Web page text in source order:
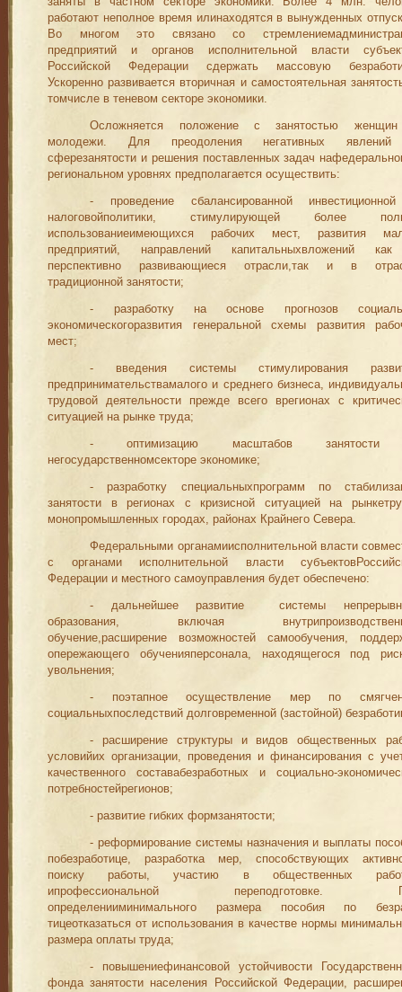
работают неполное время илинаходятся в вынужденных
Во многом это связано со
предприятий и органов исполнительной власти
Российской Федерации сдержать массовую
Ускоренно развивается вторичная и самостоятельная
томчисле в теневом секторе экономики.
Осложняется положение с занятостью
молодежи. Для преодоления негативных
сферезанятости и реше­ния поставленныхзадач
региональном уровнях предполагается осуществить:
- проведение сбалансированной
налоговойпо­литики, стимулирующей более
использованиеимеющихся рабо­чих мест, развития
предприятий, направлений капитальныхвложений
перспективно развивающиеся отрасли,так и в
традиционной занятости;
- разработку на основе прогнозов
экономическогоразвития генеральной схемы развития
мест;
- введениясистемы стимулирования
предпринимательствамалого и среднего бизнеса,
трудовой деятельности прежде всего врегионах с
ситуацией на рынке труда;
- оптимизацию масштабов
негосударственномсекторе экономике;
- разработку специальныхпрограмм по
занятости в регионах с кризисной ситуацией на
монопромышленных городах, районах Крайнего Севера.
Федеральными органамиисполнительной власти
с орга­нами исполнительной власти
Федерации и мест­ного самоуправления будет обеспечено:
- дальнейшее развитие системы
образования, включая
обучение,расширение возможностей самообучения,
опережающего обученияперсонала, находящегося под
увольнения;
- поэтапное осуществление мер по
социальныхпоследствий долговременной (застойной)
- расширение структуры и видов общественных
условийих организации, проведения и финансирования с
качественного составабезработных и социально-
потребностейрегио­нов;
- развитие гибких формзанятости;
- реформирование системы назначения и выплаты
побезработице, разработка мер, способствующих
поиску ра­боты, участию в общественных
ипрофессиональной переподготовке.
определенииминимального размера пособия по
тицеотказаться от использования в качестве нормы
размера оплаты труда;
- повышениефинансовой устойчивости
фонда занятости населения Российской Федерации,